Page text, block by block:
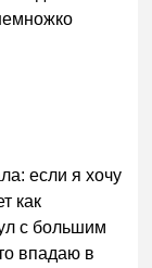
если я хочу
как
с большим
впадаю в